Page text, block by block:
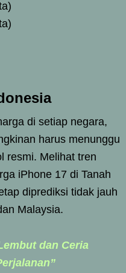
di setiap negara,
harus menunggu
resmi. Melihat tren
iPhone 17 di Tanah
diprediksi tidak jauh
Malaysia.
dan Ceria